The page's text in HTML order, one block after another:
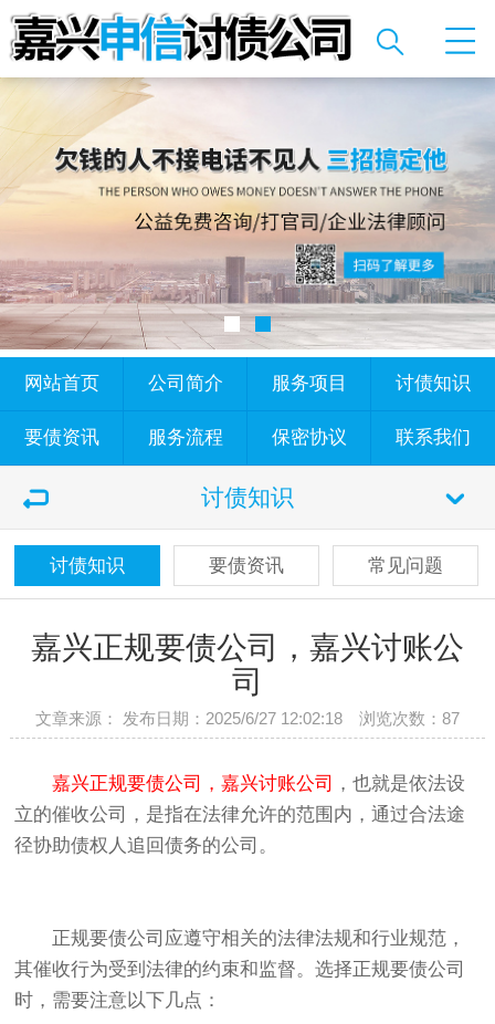
网站首页 公司简介 服务项目 讨债知识
要债资讯 服务流程 保密协议 联系我们
讨债知识
讨债知识 要债资讯 常见问题
嘉兴正规要债公司，嘉兴讨账公
司
文章来源： 发布日期：2025/6/27 12:02:18 浏览次数： 87
嘉兴正规要债公司，嘉兴讨账公司
，也就是依法设
立的催收公司，是指在法律允许的范围内，通过合法途
径协助债权人追回债务的公司。
正规要债公司应遵守相关的法律法规和行业规范，
其催收行为受到法律的约束和监督。选择正规要债公司
时，需要注意以下几点：